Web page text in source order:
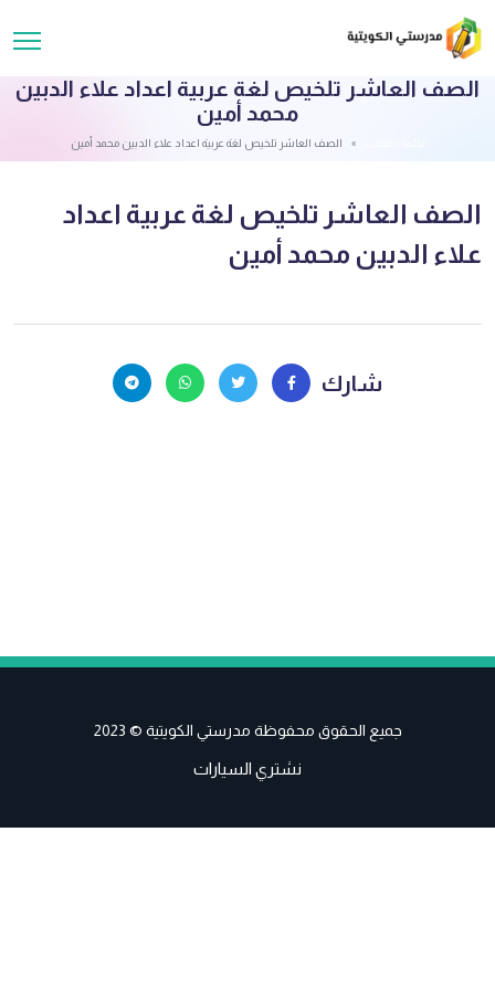
الصف العاشر تلخيص لغة عربية اعداد علاء الدبين
محمد أمين
الصف العاشر تلخيص لغة عربية اعداد علاء الدبين محمد أمين
الصف العاشر تلخيص لغة عربية اعداد
علاء الدبين محمد أمين
شارك
جميع الحقوق محفوظة مدرستي الكويتية © 2023
نشتري السيارات